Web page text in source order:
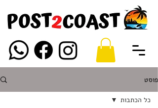
פוסט
כל הכתבות